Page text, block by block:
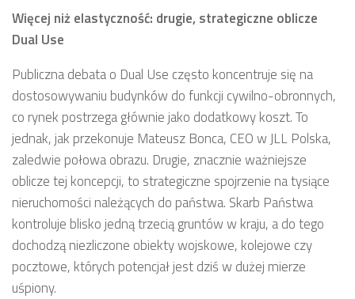
Więcej niż elastyczność: drugie, strategiczne oblicze
Dual Use
Publiczna debata o Dual Use często koncentruje się na
dostosowywaniu budynków do funkcji cywilno-obronnych,
co rynek postrzega głównie jako dodatkowy koszt. To
jednak, jak przekonuje Mateusz Bonca, CEO w JLL Polska,
zaledwie połowa obrazu. Drugie, znacznie ważniejsze
oblicze tej koncepcji, to strategiczne spojrzenie na tysiące
nieruchomości należących do państwa. Skarb Państwa
kontroluje blisko jedną trzecią gruntów w kraju, a do tego
dochodzą niezliczone obiekty wojskowe, kolejowe czy
pocztowe, których potencjał jest dziś w dużej mierze
uśpiony.